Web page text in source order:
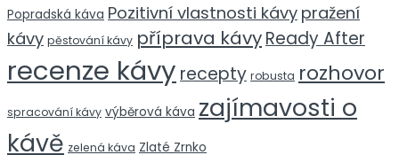
Popradská káva Pozitivní vlastnosti kávy pražení
kávy pěstování kávy příprava kávyReady After
recenze kávy recepty robusta rozhovor
spracování kávy výběrová káva zajímavosti o
kávě zelená káva Zlaté Zrnko